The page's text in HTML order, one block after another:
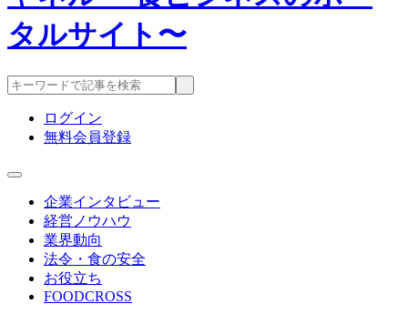
ログイン
無料会員登録
企業インタビュー
経営ノウハウ
業界動向
法令・食の安全
お役立ち
FOODCROSS